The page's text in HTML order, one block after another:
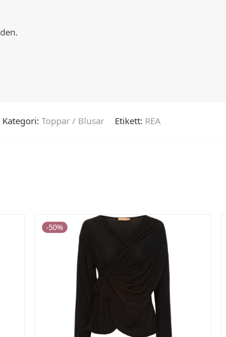
Kategori: Toppar / Blusar Etikett: REA
-50%